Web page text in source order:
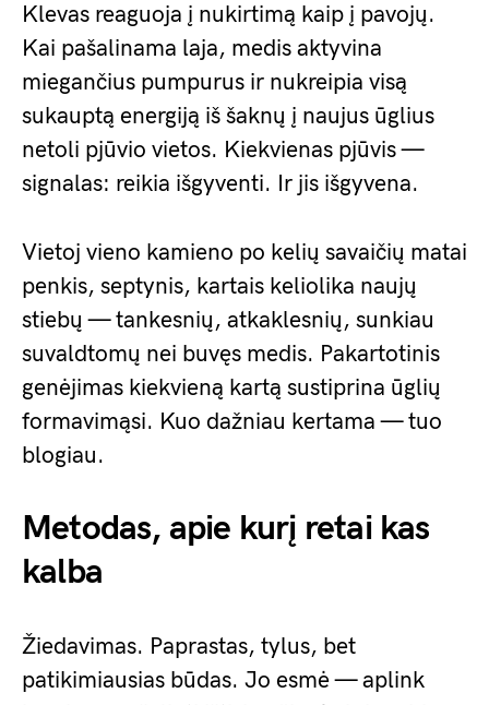
Klevas reaguoja į nukirtimą kaip į pavojų.
Kai pašalinama laja, medis aktyvina
miegančius pumpurus ir nukreipia visą
sukauptą energiją iš šaknų į naujus ūglius
netoli pjūvio vietos. Kiekvienas pjūvis —
signalas: reikia išgyventi. Ir jis išgyvena.
Vietoj vieno kamieno po kelių savaičių matai
penkis, septynis, kartais keliolika naujų
stiebų — tankesnių, atkaklesnių, sunkiau
suvaldtomų nei buvęs medis. Pakartotinis
genėjimas kiekvieną kartą sustiprina ūglių
formavimąsi. Kuo dažniau kertama — tuo
blogiau.
Metodas, apie kurį retai kas
kalba
Žiedavimas. Paprastas, tylus, bet
patikimiausias būdas. Jo esmė — aplink